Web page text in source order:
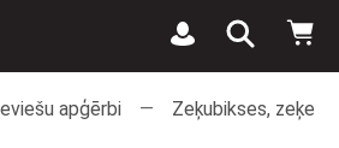
apģērbi Zeķubikses, zeķes